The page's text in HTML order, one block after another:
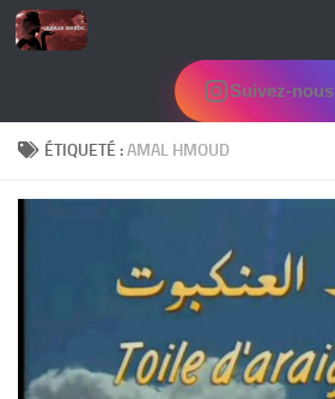
Skip to content
Suivez-nous
ÉTIQUETÉ :AMAL HMOUD